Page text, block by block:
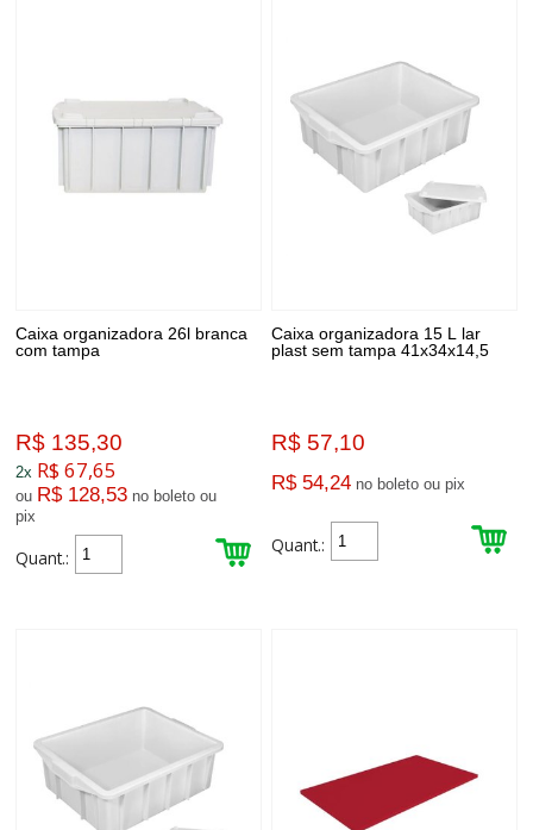
Caixa organizadora 26l branca
com tampa
R$ 135,30
2x R$ 67,65
ou R$ 128,53 no boleto ou
pix
Quant.:
Caixa organizadora 15 L lar
plast sem tampa 41x34x14,5
R$ 57,10
R$ 54,24 no boleto ou pix
Quant.: